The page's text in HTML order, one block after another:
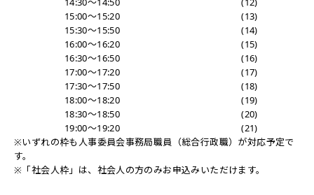
15:00～15:20
(13)
15:30～15:50
(14)
16:00～16:20
(15)
16:30～16:50
(16)
17:00～17:20
(17)
17:30～17:50
(18)
18:00～18:20
(19)
18:30～18:50
(20)
19:00～19:20
(21)
※いずれの枠も人事委員会事務局職員（総合行政職）が対応予定で
す。
※「社会人枠」は、社会人の方のみお申込みいただけます。